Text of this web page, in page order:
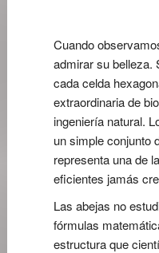
Cuando
admirar su belleza.
cada celda
extraordinaria de
ingeniería natural.
un simple conjunto
representa una de
eficientes jamás
Las abejas no
fórmulas
estructura que